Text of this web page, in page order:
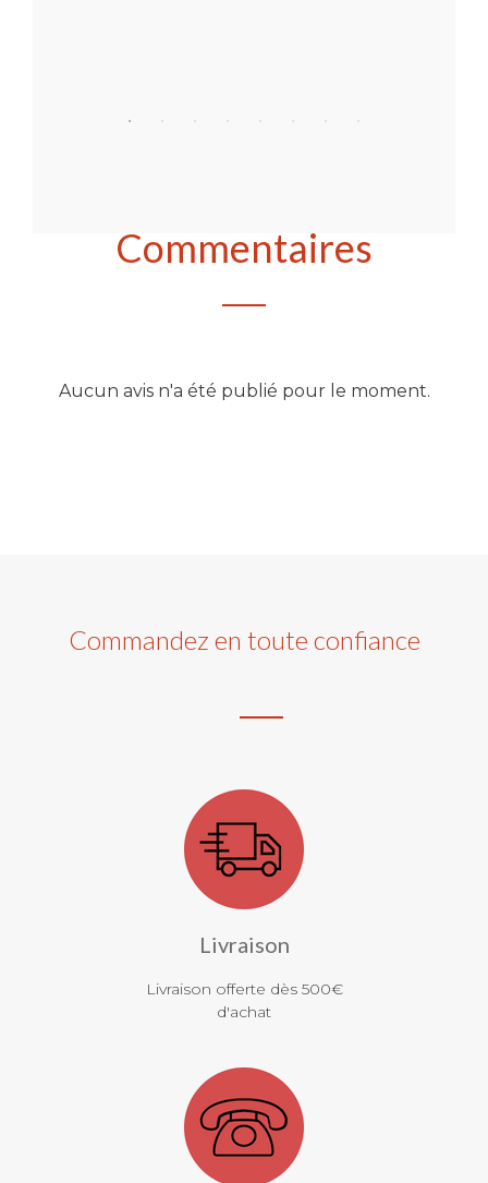
Commentaires
Aucun avis n'a été publié pour le moment.
Commandez en toute confiance
Livraison
Livraison offerte dès 500€
d'achat